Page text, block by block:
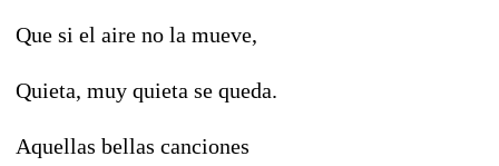
Que si el aire no la mueve,
Quieta, muy quieta se queda.
Aquellas bellas canciones